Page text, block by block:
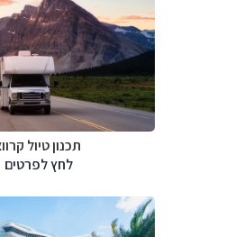
תכנון טיול
לחץ לפרטים